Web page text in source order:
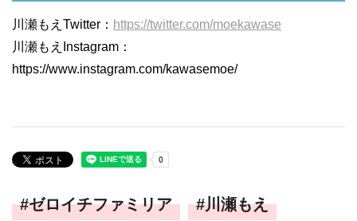
川瀬もえTwitter： https://twitter.com/moekawase
川瀬もえInstagram：
https://www.instagram.com/kawasemoe/
ゼロイチファミリア 川瀬もえ